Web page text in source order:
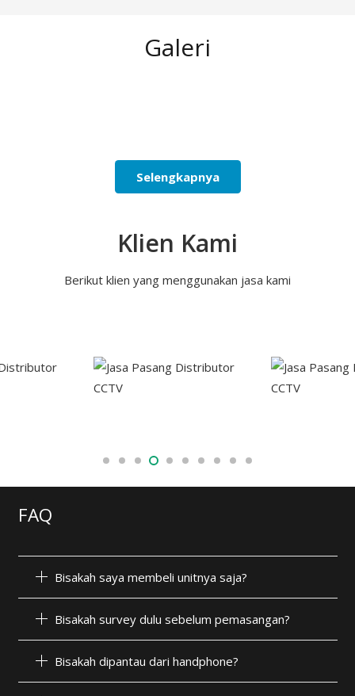
Galeri
Selengkapnya
Klien Kami
Berikut klien yang menggunakan jasa kami
FAQ
Bisakah saya membeli unitnya saja?
Bisakah survey dulu sebelum pemasangan?
Bisakah dipantau dari handphone?